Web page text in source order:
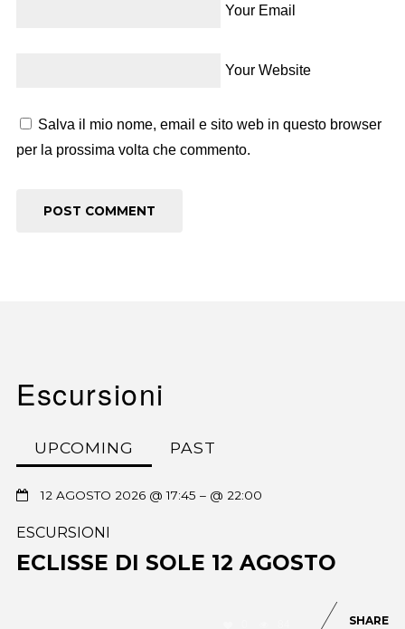
Your Email
Your Website
Salva il mio nome, email e sito web in questo browser
per la prossima volta che commento.
Escursioni
UPCOMING PAST
12 AGOSTO 2026 @ 17:45 – @ 22:00
ESCURSIONI
ECLISSE DI SOLE 12 AGOSTO
SHARE